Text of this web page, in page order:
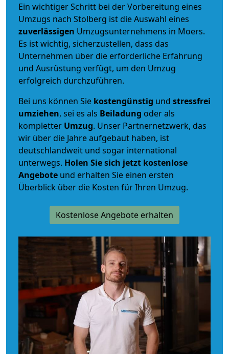
Ein wichtiger Schritt bei der Vorbereitung eines
Umzugs nach Stolberg ist die Auswahl eines
zuverlässigen Umzugsunternehmens in Moers.
Es ist wichtig, sicherzustellen, dass das
Unternehmen über die erforderliche Erfahrung
und Ausrüstung verfügt, um den Umzug
erfolgreich durchzuführen.
Bei uns können Sie kostengünstig und stressfrei
umziehen, sei es als Beiladung oder als
kompletter Umzug. Unser Partnernetzwerk, das
wir über die Jahre aufgebaut haben, ist
deutschlandweit und sogar international
unterwegs. Holen Sie sich jetzt kostenlose
Angebote und erhalten Sie einen ersten
Überblick über die Kosten für Ihren Umzug.
Kostenlose Angebote erhalten